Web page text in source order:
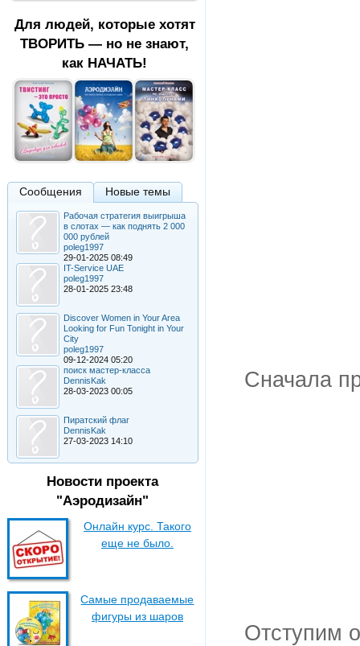
Для людей, которые хотят
ТВОРИТЬ — но не знают,
как НАЧАТЬ!
Сообщения Новые темы
Рабочая стратегия выигрыша
в слотах — как поднять 2 000
000 рублей
poleg1997
29-01-2025 08:49
IT-Service UAE
poleg1997
28-01-2025 23:48
Discover Women in Your Area
Looking for Fun Tonight in Your
City
poleg1997
09-12-2024 05:20
поиск мастер-класса
DennisKak
28-03-2023 00:05
Пиратский флаг
DennisKak
27-03-2023 14:10
Новости проекта
"Аэродизайн"
Онлайн курс. Такого
еще не было.
Самые продаваемые
фигуры из шаров
Сначала
Отступим